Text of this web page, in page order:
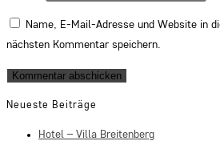
Name, E-Mail-Adresse und Website in
nächsten Kommentar speichern.
Neueste Beiträge
Hotel – Villa Breitenberg